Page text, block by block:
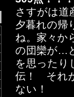
さすがは道
夕暮れの帰
ね。家々か
の団欒が…
を思ったり
伝！ それ
ない！